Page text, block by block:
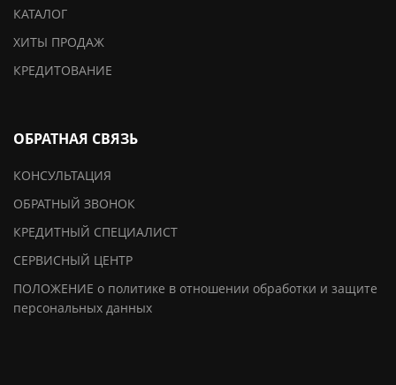
КАТАЛОГ
ХИТЫ ПРОДАЖ
КРЕДИТОВАНИЕ
ОБРАТНАЯ СВЯЗЬ
КОНСУЛЬТАЦИЯ
ОБРАТНЫЙ ЗВОНОК
КРЕДИТНЫЙ СПЕЦИАЛИСТ
СЕРВИСНЫЙ ЦЕНТР
ПОЛОЖЕНИЕ о политике в отношении обработки и защите
персональных данных